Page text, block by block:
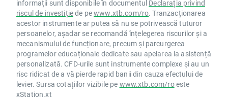
informații sunt disponibile în documentul Declarația privind
riscul de investițiede pewww.xtb.com/ro. Tranzacționarea
acestor instrumente ar putea să nu se potrivească tuturor
persoanelor, așadar se recomandă înțelegerea riscurilor și a
mecanismului de funcționare, precum și parcurgerea
programelor educaționale dedicate sau apelarea la asistență
personalizată. CFD-urile sunt instrumente complexe și au un
risc ridicat de a vă pierde rapid banii din cauza efectului de
levier. Sursa cotațiilor vizibile pe www.xtb.com/roeste
xStation.xt